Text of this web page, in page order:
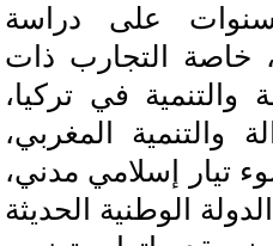
سنوات على دراسة
خاصة التجارب ذات
والتنمية في تركيا،
والتنمية المغربي،
تيار إسلامي مدني،
الوطنية الحديثة